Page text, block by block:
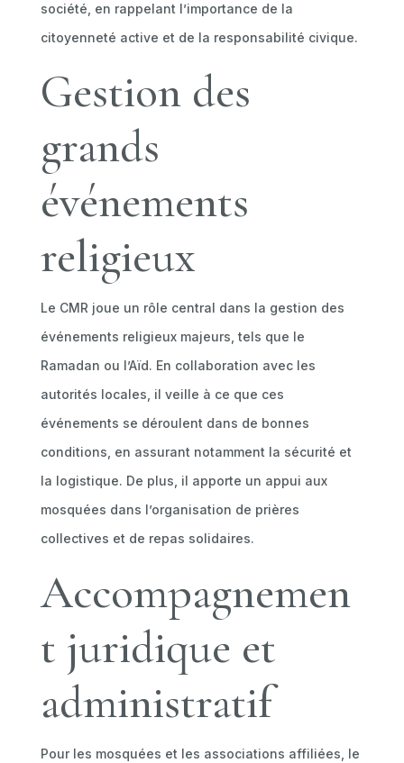
société, en rappelant l’importance de la
citoyenneté active et de la responsabilité civique.
Gestion des
grands
événements
religieux
Le CMR joue un rôle central dans la gestion des
événements religieux majeurs, tels que le
Ramadan ou l’Aïd. En collaboration avec les
autorités locales, il veille à ce que ces
événements se déroulent dans de bonnes
conditions, en assurant notamment la sécurité et
la logistique. De plus, il apporte un appui aux
mosquées dans l’organisation de prières
collectives et de repas solidaires.
Accompagnemen
t juridique et
administratif
Pour les mosquées et les associations affiliées, le